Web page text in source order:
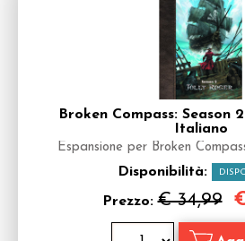
Broken Compass: Season
Italiano
Espansione per Broken
Disponibilità:
Prezzo:€ 34,99